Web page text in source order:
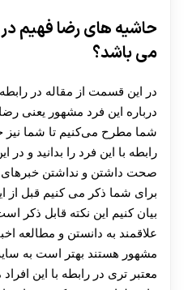
حاشیه های رضا فهیم
می باشد؟
در این قسمت از مقاله در
درباره این فرد مشهور یعنی
شما مطرح می‌کنیم تا شما
رابطه با این فرد را بدانید و
صحت داشتن و نداشتن خبرهای
برای شما ذکر می کنیم قبل از
بیان کنیم این نکته قابل ذکر
علاقمند به دانستن و مطالعه
مشهور هستند بهتر است به
معتبر تری در رابطه با این